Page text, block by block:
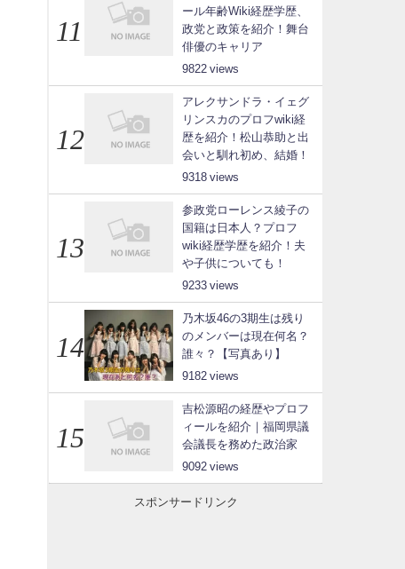
ール年齢Wiki経歴学歴、
政党と政策を紹介！舞台
俳優のキャリア
9822
アレクサンドラ・イェグ
リンスカのプロフwiki経
歴を紹介！松山恭助と出
会いと馴れ初め、結婚！
9318
参政党ローレンス綾子の
国籍は日本人？プロフ
wiki経歴学歴を紹介！夫
や子供についても！
9233
乃木坂46の3期生は残り
のメンバーは現在何名？
誰々？【写真あり】
9182
吉松源昭の経歴やプロフ
ィールを紹介｜福岡県議
会議長を務めた政治家
9092
スポンサードリンク